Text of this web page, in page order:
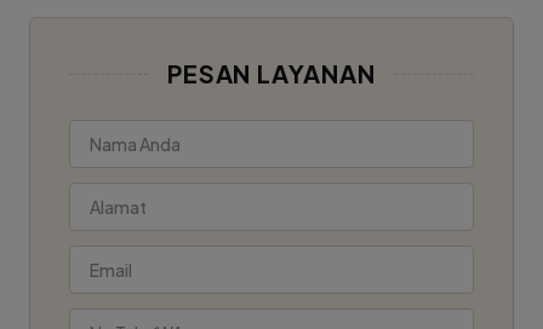
PESAN LAYANAN